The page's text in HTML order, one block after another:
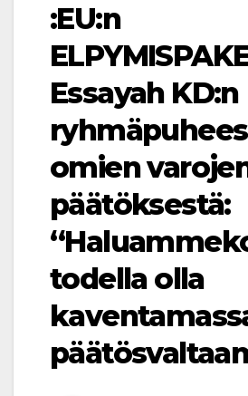
:EU:n
Essayah KD:n
omien
päätöksestä:
todella olla